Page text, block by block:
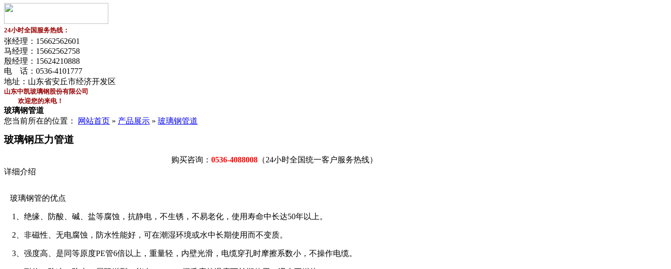
24小时全国服务热线：
张经理： 15662562601
马经理： 15662562758
殷经理： 15624210888
电 话： 0536-4101777
地址：山东省安丘市经济开发区
山东中凯玻璃钢股份有限公司
欢迎您的来电！
玻璃钢管道
您当前所在的位置：
网站首页 » 产品展示 » 玻璃钢管道
玻璃钢压力管道
购买咨询： 0536-4088008 （24小时全国统一客户服务热线）
详细介绍
玻璃钢管的优点
1、绝缘、防酸、碱、盐等腐蚀，抗静电，不生锈，不易老化，使用寿命中长达50年以上。
2、非磁性、无电腐蚀，防水性能好，可在潮湿环境或水中长期使用而不变质。
3、强度高、是同等原度PE管6倍以上，重量轻，内壁光滑，电缆穿孔时摩擦系数小，不操作电缆。